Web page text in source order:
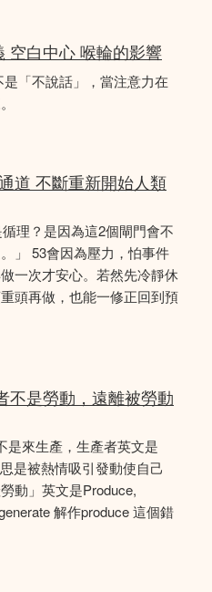
空白中心 喉輪的影響
「不說話」，當注意力在
道 不斷重新開始人類
理？是因為這2個閘門會不
」 53會因為壓力，怕事件
一次才安心。若然先冷靜休
頭再做，也能一修正回到預
不是勞動，遠離被勞動
是來生產，生產者英文是
是被熱情吸引發動使自己
動」英文是Produce,
解作produce 這個錯